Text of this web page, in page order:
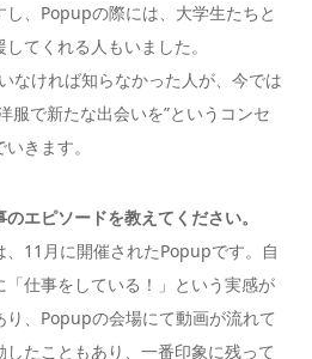
、Popupの際には、大学生たちと
てくれる人もいました。
なければ知らなかった人が、今では
服で新たな出会いを”というコンセ
きます。
エピソードを教えてください。
11月に開催されたPopupです。自
仕事をしている！」という実感が
、Popupの会場にて動画が流れて
たこともあり、一番印象に残って